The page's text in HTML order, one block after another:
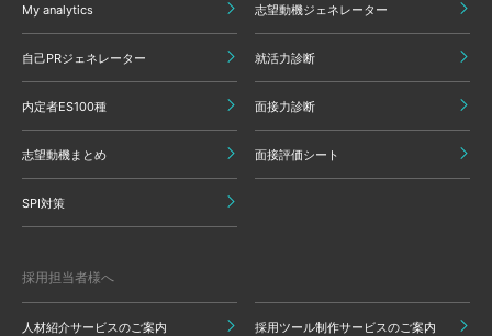
My analytics 志望動機ジェネレーター
自己PRジェネレーター 就活力診断
内定者ES100種 面接力診断
志望動機まとめ 面接評価シート
SPI対策
採用担当者様へ
人材紹介サービスのご案内 採用ツール制作サービスのご案内